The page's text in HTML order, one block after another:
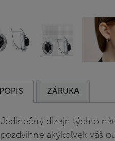
POPIS ZÁRUKA
Jedinečný dizajn týchto
pozdvihne akýkoľvek váš